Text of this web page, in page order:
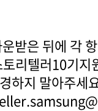
받은 뒤에 각
리텔러10기지
하지 말아주세